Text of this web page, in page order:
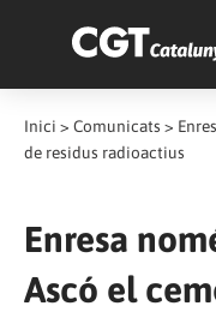
Inici > Comunicats >
de residus radioactius
Enresa
Ascó el